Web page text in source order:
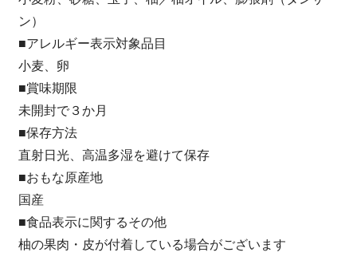
ン）
■アレルギー表示対象品目
小麦、卵
■賞味期限
未開封で３か月
■保存方法
直射日光、高温多湿を避けて保存
■おもな原産地
国産
■食品表示に関するその他
柚の果肉・皮が付着している場合がございます